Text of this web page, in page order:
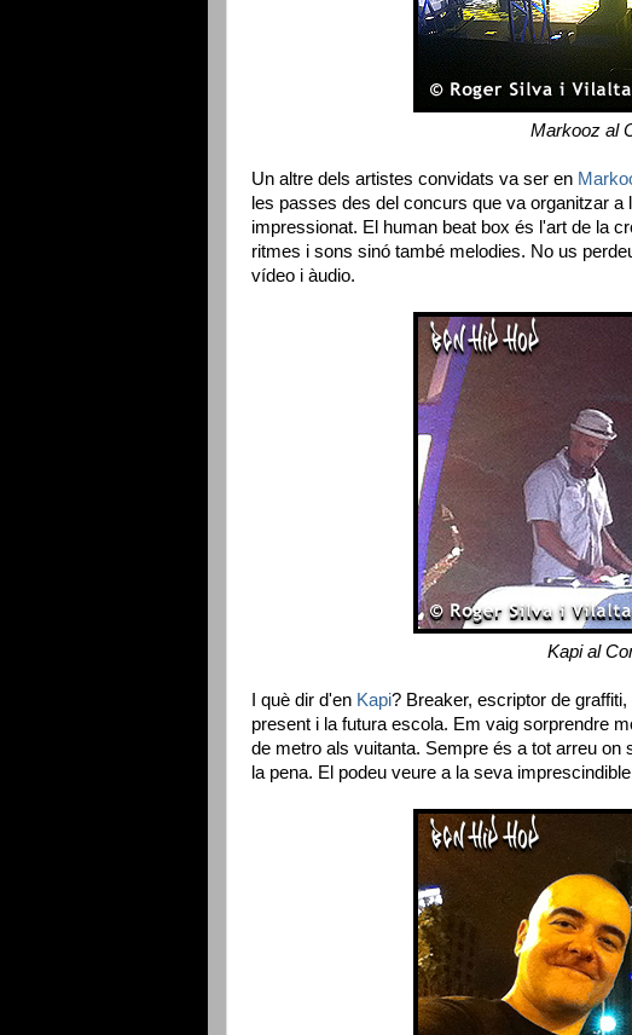
Markooz al
Un altre dels artistes convidats va ser en
les passes des del concurs que va organitzar a
impressionat. El human beat box és l'art de la
ritmes i sons sinó també melodies. No us
vídeo i àudio.
Kapi al
I què dir d'en Kapi? Breaker, escriptor de
present i la futura escola. Em vaig sorprendre
de metro als vuitanta. Sempre és a tot arreu on
la pena. El podeu veure a la seva